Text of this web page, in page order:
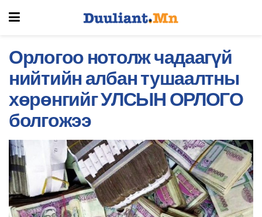
Орлогоо нотолж чадаагүй
нийтийн албан тушаалтны
хөрөнгийг УЛСЫН ОРЛОГО
болгожээ